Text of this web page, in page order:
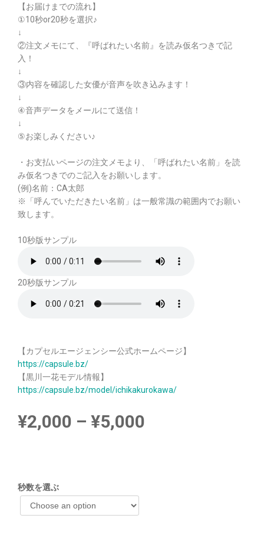
【お届けまでの流れ】
①10秒or20秒を選択♪
↓
②注文メモにて、『呼ばれたい名前』を読み仮名つきで記
入！
↓
③内容を確認した女優が音声を吹き込みます！
↓
④音声データをメールにて送信！
↓
⑤お楽しみください♪
・お支払いページの注文メモより、「呼ばれたい名前」を読
み仮名つきでのご記入をお願いします。
(例)名前：CA太郎
※「呼んでいただきたい名前」は一般常識の範囲内でお願い
致します。
10秒版サンプル
20秒版サンプル
【カプセルエージェンシー公式ホームページ】
https://capsule.bz/
【黒川一花モデル情報】
https://capsule.bz/model/ichikakurokawa/
¥2,000 – ¥5,000
秒数を選ぶ